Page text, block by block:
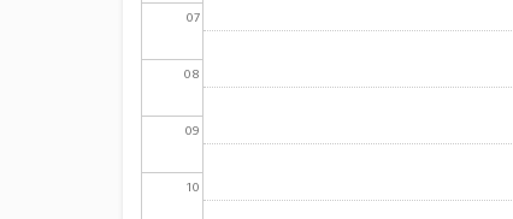
07
08
09
10